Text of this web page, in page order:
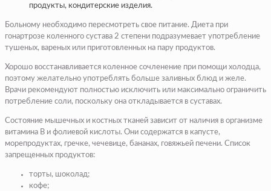
продукты, кондитерские изделия.
Больному необходимо пересмотреть свое питание. Диета при
гонартрозе коленного сустава 2 степени подразумевает употребление
тушеных, вареных или приготовленных на пару продуктов.
Хорошо восстанавливается коленное сочленение при помощи холодца,
поэтому желательно употреблять больше заливных блюд и желе.
Врачи рекомендуют полностью исключить или максимально ограничить
потребление соли, поскольку она откладывается в суставах.
Состояние мышечных и костных тканей зависит от наличия в организме
витамина В и фолиевой кислоты. Они содержатся в капусте,
морепродуктах, гречке, чечевице, бананах, говяжьей печени. Список
запрещенных продуктов:
торты, шоколад;
кофе;